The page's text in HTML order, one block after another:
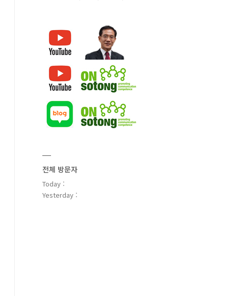
전체 방문자
Today :
Yesterday :